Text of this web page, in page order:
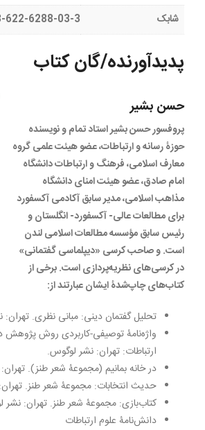
شابک
622-6288-03-3
پدیدآورنده/گان کتاب
حسن بشیر
پروفسور حسن بشیر استاد تمام و نویسنده
حوزۀ رسانه و ارتباطات، عضو هیئت علمی گروه
معارف اسلامی، فرهنگ و ارتباطات دانشگاه
امام صادق، عضو هیئت امنای دانشگاه
مذاهب اسلامی، مدیر سابق آکادمی آکسفورد
برای مطالعات عالی- آکسفورد- انگلستان و
رئیس سابق مؤسسه مطالعات اسلامی لندن
است. و صاحب کرسی «دیپلماسی گفتمانی»
در کرسی‌های نظریه‌پردازی است. برخی از
کتاب‌های چاپ‌شدۀ ایشان عبارتند از:
تحلیل گفتمان دینی: مبانی نظری.
واژه‌نامۀ توصیفی-کاربردی روش پژوهش
ارتباطات: تهران: نشر لوگوس.
در خانه بمانیم (مجموعۀ شعر طنز).
حدیث انتخابات: مجموعۀ شعر طنز.
کتاب‌بازی: مجموعۀ شعر طنز. تهران: نشر
دانش‌نامۀ علوم ارتباطات